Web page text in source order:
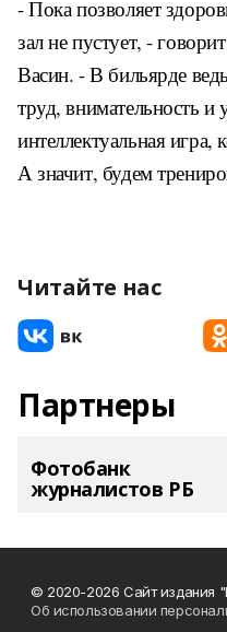
- Пока позволяет
зал не пустует, -
Васин. - В бильярде
труд, внимательность и
интеллектуальная игра,
А значит, будем
Читайте нас
Партнеры
Фотобанк
журналистов РБ
© 2020-2026 Сайт издания
Об использовании